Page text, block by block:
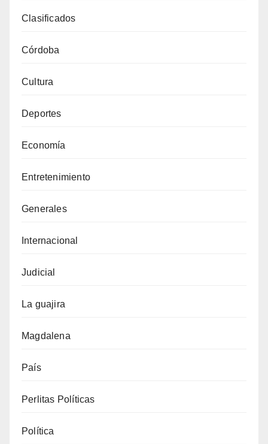
Clasificados
Córdoba
Cultura
Deportes
Economía
Entretenimiento
Generales
Internacional
Judicial
La guajira
Magdalena
País
Perlitas Políticas
Política